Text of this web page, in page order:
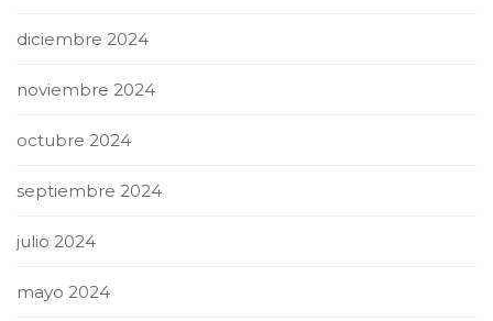
diciembre 2024
noviembre 2024
octubre 2024
septiembre 2024
julio 2024
mayo 2024